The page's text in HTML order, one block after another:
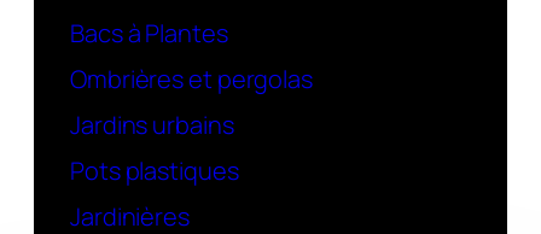
Bacs à Plantes
Ombrières et pergolas
Jardins urbains
Pots plastiques
Jardinières